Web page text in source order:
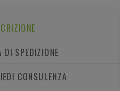
DI SPEDIZIONE
CONSULENZA